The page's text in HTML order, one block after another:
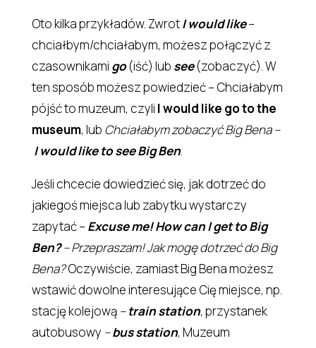
Oto kilka przykładów. ZwrotI would like–
chciałbym/chciałabym, możesz połączyć z
czasownikami go(iść) lub see(zobaczyć). W
ten sposób możesz powiedzieć – Chciałabym
pójść to muzeum, czyli I would like go to the
museum, lub Chciałabym zobaczyć Big Bena –
I would like to see Big Ben.
Jeśli chcecie dowiedzieć się, jak dotrzeć do
jakiegoś miejsca lub zabytku wystarczy
zapytać –Excuse me! How can I get to Big
Ben?– Przepraszam! Jak mogę dotrzeć do Big
Bena?Oczywiście, zamiast Big Bena możesz
wstawić dowolne interesujące Cię miejsce, np.
stację kolejową–train station, przystanek
autobusowy –bus station, Muzeum